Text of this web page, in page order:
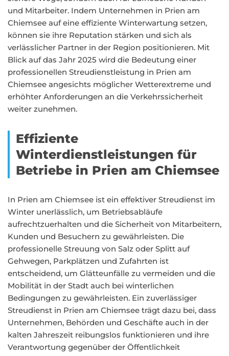
und Mitarbeiter. Indem Unternehmen in Prien am
Chiemsee auf eine effiziente Winterwartung setzen,
können sie ihre Reputation stärken und sich als
verlässlicher Partner in der Region positionieren. Mit
Blick auf das Jahr 2025 wird die Bedeutung einer
professionellen Streudienstleistung in Prien am
Chiemsee angesichts möglicher Wetterextreme und
erhöhter Anforderungen an die Verkehrssicherheit
weiter zunehmen.
Effiziente
Winterdienstleistungen für
Betriebe in Prien am Chiemsee
In Prien am Chiemsee ist ein effektiver Streudienst im
Winter unerlässlich, um Betriebsabläufe
aufrechtzuerhalten und die Sicherheit von Mitarbeitern,
Kunden und Besuchern zu gewährleisten. Die
professionelle Streuung von Salz oder Splitt auf
Gehwegen, Parkplätzen und Zufahrten ist
entscheidend, um Glätteunfälle zu vermeiden und die
Mobilität in der Stadt auch bei winterlichen
Bedingungen zu gewährleisten. Ein zuverlässiger
Streudienst in Prien am Chiemsee trägt dazu bei, dass
Unternehmen, Behörden und Geschäfte auch in der
kalten Jahreszeit reibungslos funktionieren und ihre
Verantwortung gegenüber der Öffentlichkeit